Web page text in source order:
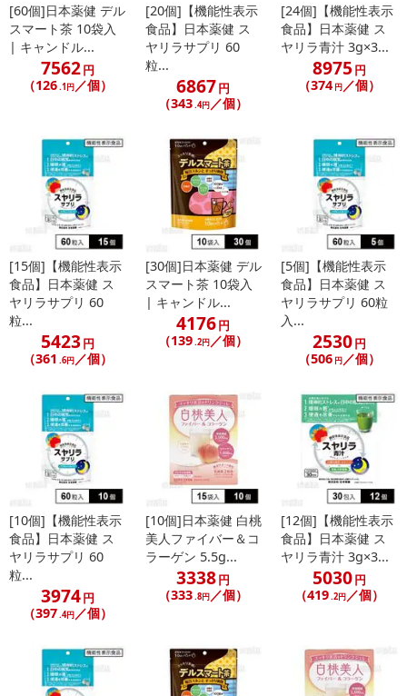
[60個]日本薬健 デル
スマート茶 10袋入
| キャンドル...
7562円
（126.1円／個）
[20個]【機能性表示
食品】日本薬健 ス
ヤリラサプリ 60
粒...
6867円
（343.4円／個）
[24個]【機能性表示
食品】日本薬健 ス
ヤリラ青汁 3g×3...
8975 円
（374 円／個）
[15個]【機能性表示
食品】日本薬健 ス
ヤリラサプリ 60
粒...
5423円
（361 .6円／個）
[30個]日本薬健 デル
スマート茶 10袋入
| キャンドル...
4176円
（139 .2円 ／個）
[5個]【機能性表示
食品】日本薬健 ス
ヤリラサプリ 60粒
入...
2530円
（506 円 ／個）
[10個]【機能性表示
食品】日本薬健 ス
ヤリラサプリ 60
粒...
3974円
（397.4円／個）
[10個]日本薬健 白桃
美人ファイバー＆コ
ラーゲン 5.5g...
3338円
（333.8円／個）
[12個]【機能性表示
食品】日本薬健 ス
ヤリラ青汁 3g×3...
5030円
（419.2円／個）